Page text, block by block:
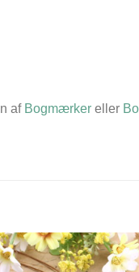
af Bogmærker eller